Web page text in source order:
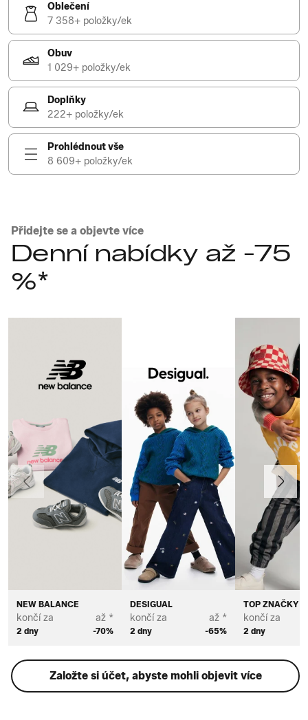
Oblečení
7 358+ položky/ek
Obuv
1 029+ položky/ek
Doplňky
222+ položky/ek
Prohlédnout vše
8 609+ položky/ek
Přidejte se a objevte více
Denní nabídky až -75
%*
NEW BALANCE
končí za
2 dny
až *
-70%
DESIGUAL
končí za
2 dny
až *
-65%
TOP ZNAČKY
končí za
2 dny
Předchozí Další
Založte si účet, abyste mohli objevit více